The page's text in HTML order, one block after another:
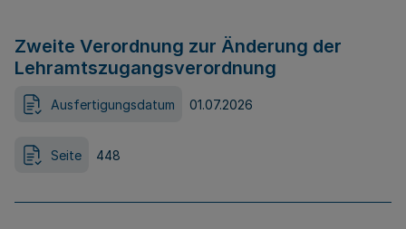
Zweite Verordnung zur Änderung der
Lehramtszugangsverordnung
Ausfertigungsdatum 01.07.2026
Seite 448